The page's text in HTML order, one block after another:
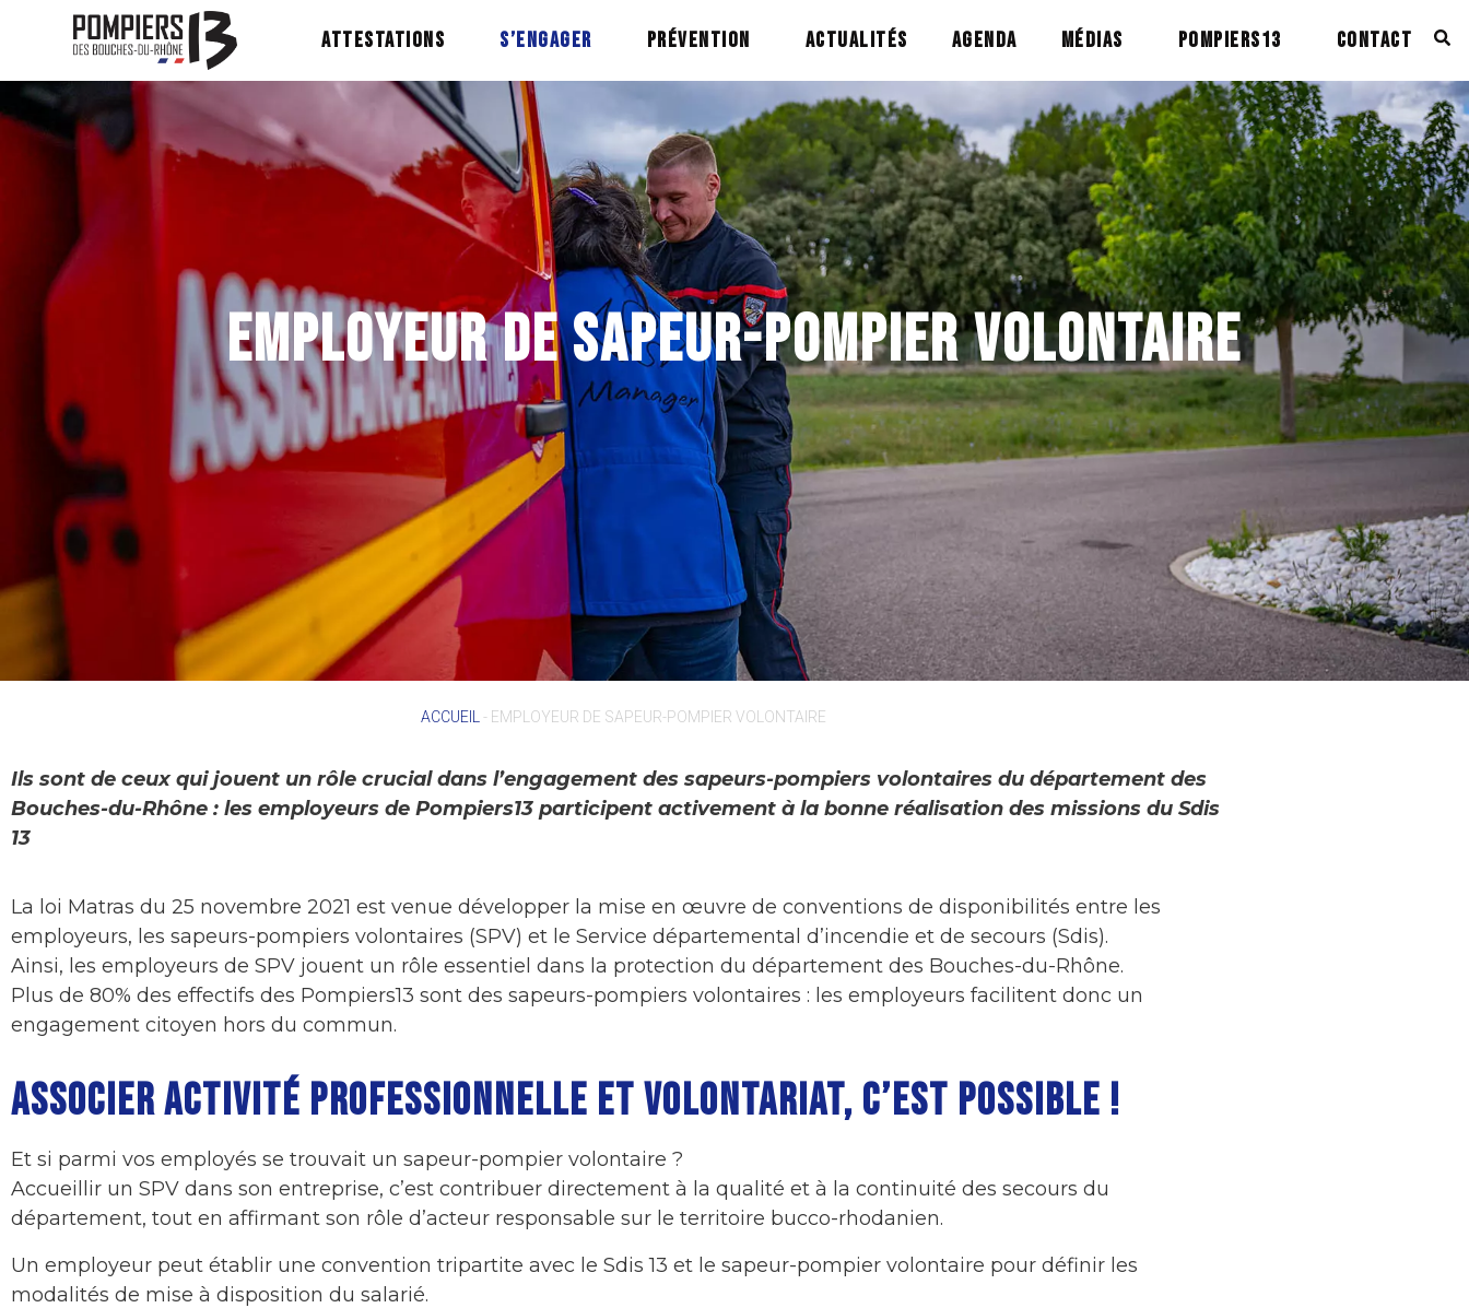
ATTESTATIONS S’ENGAGER PRÉVENTION ACTUALITÉS AGENDA MÉDIAS POMPIERS13 CONTACT
EMPLOYEUR DE SAPEUR-POMPIER VOLONTAIRE
ACCUEIL - EMPLOYEUR DE SAPEUR-POMPIER VOLONTAIRE
Ils sont de ceux qui jouent un rôle crucial dans l’engagement des sapeurs-pompiers volontaires du département des
Bouches-du-Rhône : les employeurs de Pompiers13 participent activement à la bonne réalisation des missions du Sdis
13
La loi Matras du 25 novembre 2021 est venue développer la mise en œuvre de conventions de disponibilités entre les
employeurs, les sapeurs-pompiers volontaires (SPV) et le Service départemental d’incendie et de secours (Sdis).
Ainsi, les employeurs de SPV jouent un rôle essentiel dans la protection du département des Bouches-du-Rhône.
Plus de 80% des effectifs des Pompiers13 sont des sapeurs-pompiers volontaires : les employeurs facilitent donc un
engagement citoyen hors du commun.
ASSOCIER ACTIVITÉ PROFESSIONNELLE ET VOLONTARIAT, C’EST POSSIBLE !
Et si parmi vos employés se trouvait un sapeur-pompier volontaire ?
Accueillir un SPV dans son entreprise, c’est contribuer directement à la qualité et à la continuité des secours du
département, tout en affirmant son rôle d’acteur responsable sur le territoire bucco-rhodanien.
Un employeur peut établir une convention tripartite avec le Sdis 13 et le sapeur-pompier volontaire pour définir les
modalités de mise à disposition du salarié.